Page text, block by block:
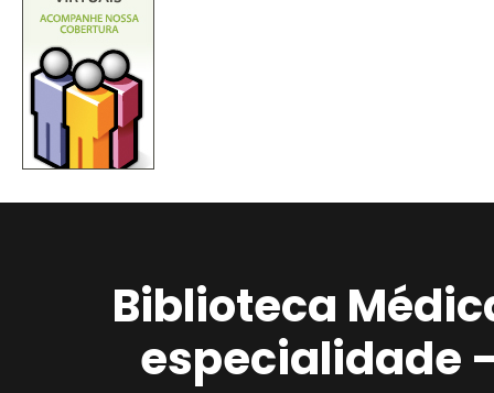
Biblioteca
especialidade